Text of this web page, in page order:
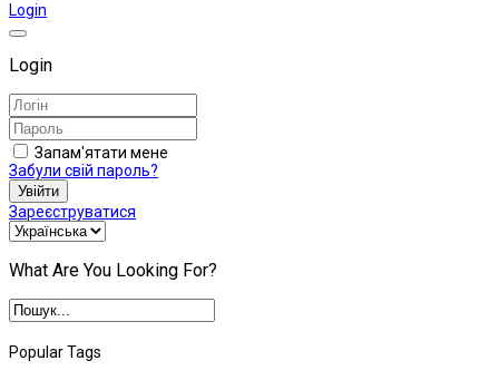
Login
Login
Запам'ятати мене
Забули свій пароль?
Увійти
Зареєструватися
What Are You Looking For?
Popular Tags